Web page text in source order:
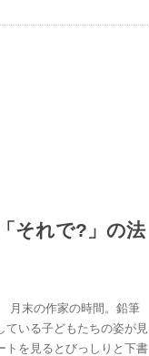
それで?」の法
月末の作家の時間。鉛筆
いる子どもたちの姿が見
トを見るとびっしりと下書